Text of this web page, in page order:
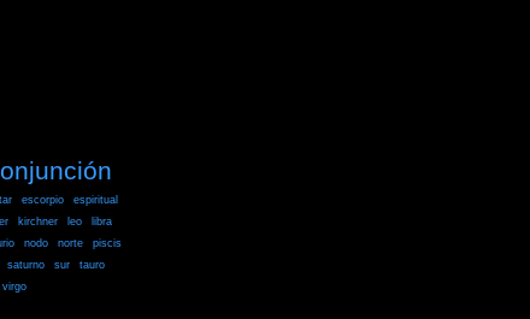
escorpio
espiritual
kirchner leo
libra
nodo norte
piscis
saturno sur
tauro
virgo